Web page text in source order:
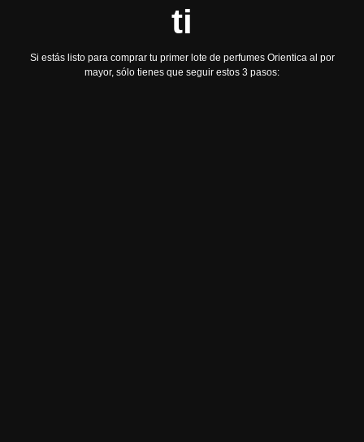
ti
Si estás listo para comprar tu primer lote de perfumes Orientica al por
mayor, sólo tienes que seguir estos 3 pasos: